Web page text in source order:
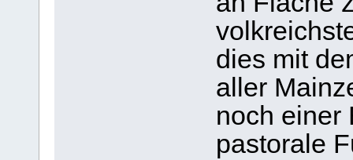
dies mit
aller
noch einer
pastorale